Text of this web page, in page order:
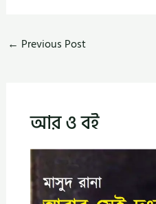
← Previous Post
আর ও বই